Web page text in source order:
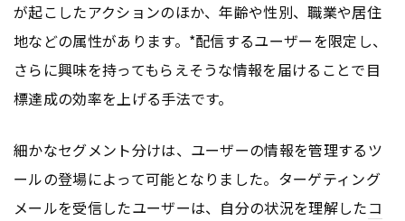
が起こしたアクションのほか、年齢や性別、職業や居住
地などの属性があります。*配信するユーザーを限定し、
さらに興味を持ってもらえそうな情報を届けることで目
標達成の効率を上げる手法です。
細かなセグメント分けは、ユーザーの情報を管理するツ
ールの登場によって可能となりました。ターゲティング
メールを受信したユーザーは、自分の状況を理解したコ